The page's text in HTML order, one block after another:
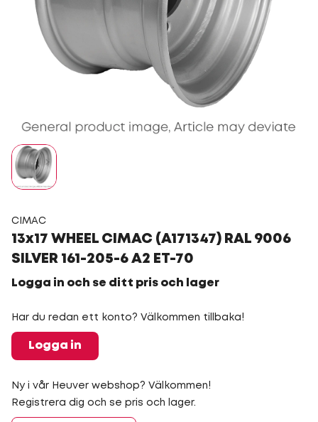
CIMAC
13x17 WHEEL CIMAC (A171347) RAL 9006
SILVER 161-205-6 A2 ET-70
Logga in och se ditt pris och lager
Har du redan ett konto? Välkommen tillbaka!
Logga in
Ny i vår Heuver webshop? Välkommen!
Registrera dig och se pris och lager.